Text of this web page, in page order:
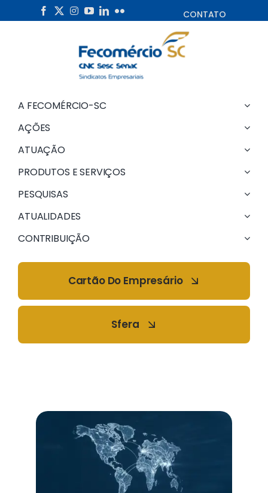
to
CONTATO
A FECOMÉRCIO-SC
AÇÕES
ATUAÇÃO
PRODUTOS E SERVIÇOS
PESQUISAS
ATUALIDADES
CONTRIBUIÇÃO
Cartão Do Empresário
Sfera